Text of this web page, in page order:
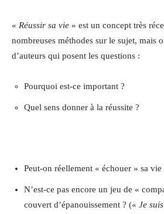
« Réussir sa vie » est un concept très
nombreuses méthodes sur le sujet, mais
d’auteurs qui posent les questions :
Pourquoi est-ce important ?
Quel sens donner à la réussite ?
Peut-on réellement « échouer » sa vie
N’est-ce pas encore un jeu de «
couvert d’épanouissement ? (« Je